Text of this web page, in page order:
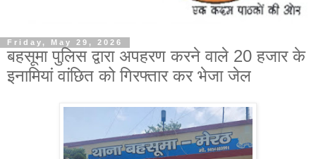
Friday, May 29, 2026
बहसूमा पुलिस द्वारा अपहरण करने वाले 20 हजार के
इनामियां वांछित को गिरफ्तार कर भेजा जेल